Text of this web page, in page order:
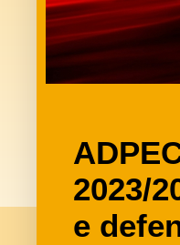
2023/
e